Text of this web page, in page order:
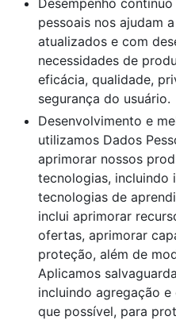
pessoais nos ajudam
atualizados e com
necessidades de
eficácia, qualidade,
segurança do usuário.
Desenvolvimento e
utilizamos Dados
aprimorar nossos
tecnologias, incluindo
tecnologias de
inclui aprimorar
ofertas, aprimorar
proteção, além de
Aplicamos
incluindo agregação
que possível, para